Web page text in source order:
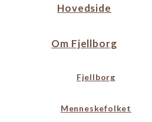
Hovedside
Om Fjellborg
Fjellborg
Menneskefolket